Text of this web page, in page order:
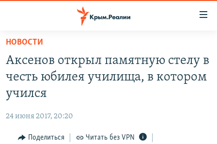
Вернуться
основному
содержанию
главной
Вернутся
СПЕЦПРОЕКТЫ
11 ЛЕТ ОККУПАЦИИ КРЫМА. 11 ИСТОРИЙ СОПРОТИВЛЕНИЯ
ЕЩЕ
ИНТЕРАКТИВ
РАДІО СВОБОДА
НОВОСТИ
Аксенов открыл памятную стелу в
честь юбилея училища, в котором
учился
24 июня 2017, 20:20
Поделиться Читать без VPN